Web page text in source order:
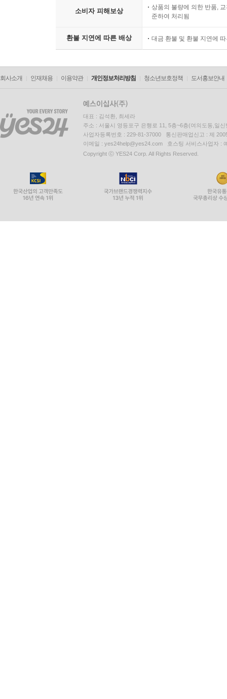
소비자 피해보상
상품의 불량에 의한 반품,
준하여 처리됨
환불 지연에 따른 배상 대금 환불 및 환불 지연에
회사소개 인재채용 이용약관 개인정보처리방침 청소년보호정책 도서홍보안내
대표 : 김석환, 최세라
주소 : 서울시 영등포구 은행로 11, 5층~6층(여의도동,일신
사업자등록번호 : 229-81-37000 통신판매업신고 : 제
이메일 : yes24help@yes24.com 호스팅 서비스사업자 :
Copyright ⓒ YES24 Corp. All Rights Reserved.